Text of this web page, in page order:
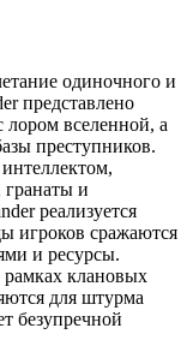
одиночного и
представлено
лором вселенной, а
преступников.
и
реализуется
игроков сражаются
и ресурсы.
клановых
для штурма
безупречной